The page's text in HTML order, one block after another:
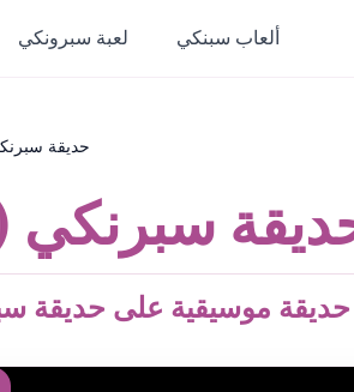
لعبة سبرونكي ألعاب سبنكي
حديقة
سبرنكي
حديقة موسيقية على حديقة